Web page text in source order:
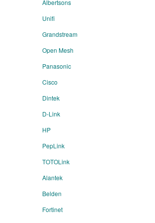
Albertsons
Unifi
Grandstream
Open Mesh
Panasonic
Cisco
Dintek
D-Link
HP
PepLink
TOTOLink
Alantek
Belden
Fortinet